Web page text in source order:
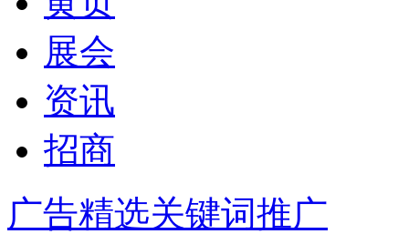
展会
资讯
招商
广告精选关键词推广